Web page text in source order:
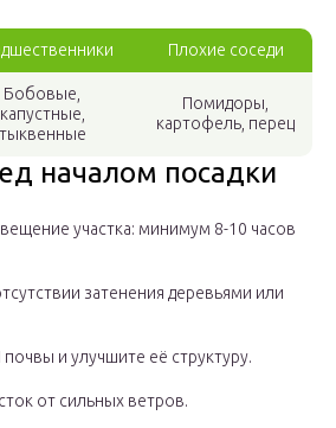
Плохие соседи
Бобовые,
капустные,
тыквенные
Помидоры,
картофель, перец
началом посадки
участка: минимум 8-10 часов
затенения деревьями или
и улучшите её структуру.
от сильных ветров.